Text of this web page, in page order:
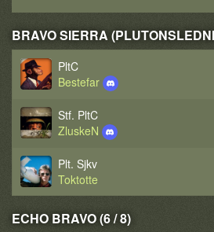
BRAVO SIERRA
PltC
Bestefar
Stf. PltC
ZluskeN
Plt. Sjkv
Toktotte
ECHO BRAVO (6 / 8)